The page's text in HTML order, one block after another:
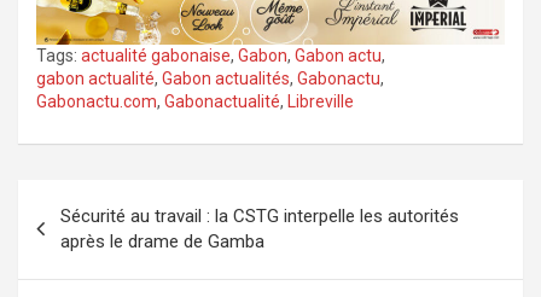
Tags: actualité gabonaise, Gabon, Gabon actu,
gabon actualité, Gabon actualités, Gabonactu,
Gabonactu.com, Gabonactualité, Libreville
de
l’article
Sécurité au travail : la CSTG interpelle les autorités
après le drame de Gamba